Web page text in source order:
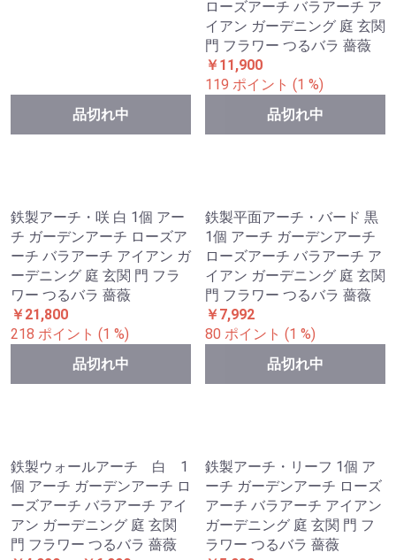
フェンス ガーデニング 柵 仕
切り 庭 公園 花壇 フラワー
￥1,980 ～ ￥3,880
20 ～ 39 ポイント (1 %)
ジ 3個 6個セット 支柱 つる
性 観葉植物 誘引 オベリスク
三角形 家庭菜園 ガーデニン
グ 農業 園芸 国華園
￥2,580 ～ ￥4,280
1個 アーチ ガーデンアーチ
ローズアーチ バラアーチ ア
イアン ガーデニング 庭 玄関
門 フラワー つるバラ 薔薇
￥11,900